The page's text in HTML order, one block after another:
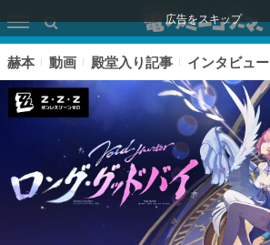
広告をスキップ
赫本 動画 殿堂入り記事 インタビュー